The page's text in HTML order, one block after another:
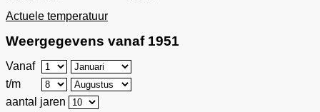
Actuele temperatuur
Weergegevens vanaf 1951
Vanaf
t/m
aantal jaren